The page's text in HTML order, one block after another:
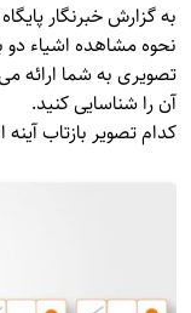
به گزارش خبرنگار
نحوه مشاهده اشیاء دو
تصویری به شما ارائه
آن را شناسایی کنید.
کدام تصویر بازتاب